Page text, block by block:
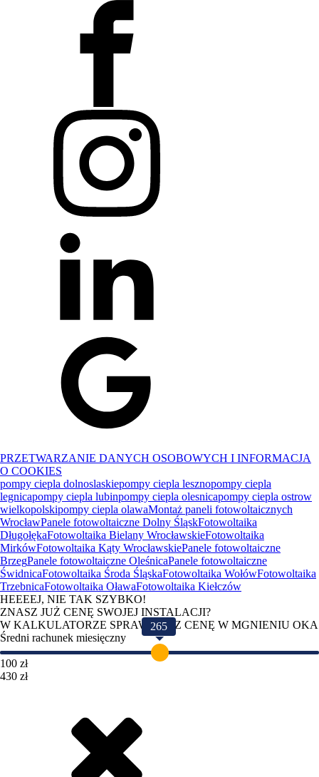
PRZETWARZANIE DANYCH OSOBOWYCH I INFORMACJA
O COOKIES
pompy ciepla dolnoslaskiepompy ciepla lesznopompy ciepla
legnicapompy ciepla lubinpompy ciepla olesnicapompy ciepla ostrow
wielkopolskipompy ciepla olawaMontaż paneli fotowoltaicznych
WrocławPanele fotowoltaiczne Dolny ŚląskFotowoltaika
DługołękaFotowoltaika Bielany WrocławskieFotowoltaika
MirkówFotowoltaika Kąty WrocławskiePanele fotowoltaiczne
BrzegPanele fotowoltaiczne OleśnicaPanele fotowoltaiczne
ŚwidnicaFotowoltaika Środa ŚląskaFotowoltaika WołówFotowoltaika
TrzebnicaFotowoltaika OławaFotowoltaika Kiełczów
HEEEEJ, NIE TAK SZYBKO!
ZNASZ JUŻ CENĘ SWOJEJ INSTALACJI?
W KALKULATORZE SPRAWDZISZ CENĘ W MGNIENIU OKA
Średni rachunek miesięczny
265
100 zł
430 zł